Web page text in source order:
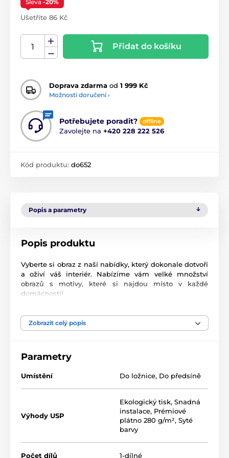
Sleva -20%
Ušetříte 86 Kč
Přidat do košíku
Doprava zdarma od 1 999 Kč
Možnosti doručení ›
Potřebujete poradit? offline
Zavolejte na +420 228 222 526
Kód produktu: do652
Popis a parametry
Popis produktu
Vyberte si obraz z naší nabídky, který dokonale dotvoří
a oživí váš interiér. Nabízíme vám velké množství
obrazů s motivy, které si najdou místo v každé
domácnosti!
Kvalita je pro nás důležitá a proto jsme pro naše
pružné plátno, jehož hmotnost je
jsme ani na pečlivý výběr barev, které jsou
ekologické, což znamená, že nezapáchají a
vás, do kterého pokoje obraz zavěsíte. V neposlední
řadě je důležitá také technologie tisku. Abychom
zajistili, že obrazy budou výrazné a kvalitní,
zaměřujeme se na tisk, který poskytuje
Zobrazit celý popis
Parametry
Umístění Do ložnice, Do předsíně
Výhody USP
Ekologický tisk, Snadná
instalace, Prémiové
plátno 280 g/m², Syté
barvy
Počet dílů 1-dílné